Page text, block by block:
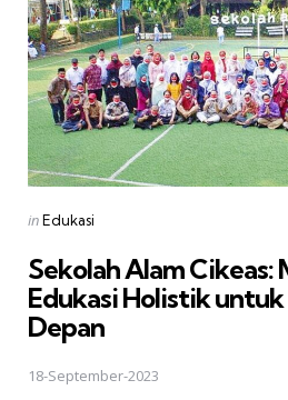
Posted
inEdukasi
Sekolah Alam Cikeas:
Edukasi Holistik untuk
Depan
18-September-2023